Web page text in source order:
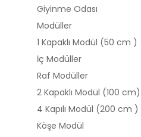
Giyinme Odası
Modüller
1 Kapaklı Modül (50 cm )
İç Modüller
Raf Modüller
2 Kapaklı Modül (100 cm)
4 Kapılı Modül (200 cm )
Köşe Modül